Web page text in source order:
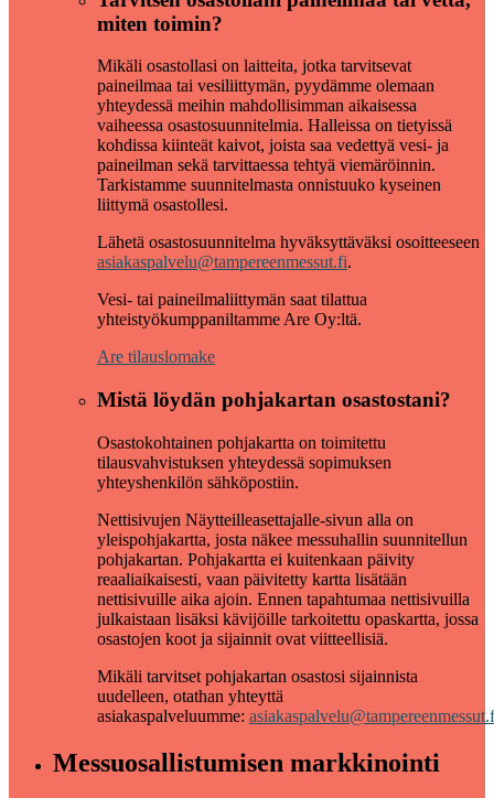
miten toimin?
Mikäli osastollasi on laitteita, jotka tarvitsevat
paineilmaa tai vesiliittymän, pyydämme olemaan
yhteydessä meihin mahdollisimman aikaisessa
vaiheessa osastosuunnitelmia. Halleissa on tietyissä
kohdissa kiinteät kaivot, joista saa vedettyä vesi- ja
paineilman sekä tarvittaessa tehtyä viemäröinnin.
Tarkistamme suunnitelmasta onnistuuko kyseinen
liittymä osastollesi.
Lähetä osastosuunnitelma hyväksyttäväksi osoitteeseen
asiakaspalvelu@tampereenmessut.fi.
Vesi- tai paineilmaliittymän saat tilattua
yhteistyökumppaniltamme Are Oy:ltä.
Are tilauslomake
Mistä löydän pohjakartan osastostani?
Osastokohtainen pohjakartta on toimitettu
tilausvahvistuksen yhteydessä sopimuksen
yhteyshenkilön sähköpostiin.
Nettisivujen Näytteilleasettajalle-sivun alla on
yleispohjakartta, josta näkee messuhallin suunnitellun
pohjakartan. Pohjakartta ei kuitenkaan päivity
reaaliaikaisesti, vaan päivitetty kartta lisätään
nettisivuille aika ajoin. Ennen tapahtumaa nettisivuilla
julkaistaan lisäksi kävijöille tarkoitettu opaskartta, jossa
osastojen koot ja sijainnit ovat viitteellisiä.
Mikäli tarvitset pohjakartan osastosi sijainnista
uudelleen, otathan yhteyttä
asiakaspalveluumme:
Messuosallistumisen markkinointi